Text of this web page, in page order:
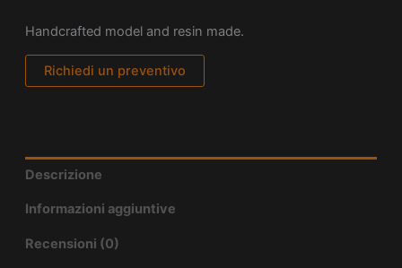
Handcrafted model and resin made.
Richiedi un preventivo
Descrizione
Informazioni aggiuntive
Recensioni (0)